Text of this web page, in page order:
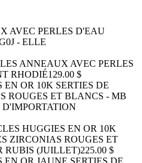
ANNEAUX AVEC PERLES
RHODIÉ129.00 $
HUGGIES EN OR 10K
ZIRCONIAS ROUGES ET
RUBIS (JUILLET)225.00 $